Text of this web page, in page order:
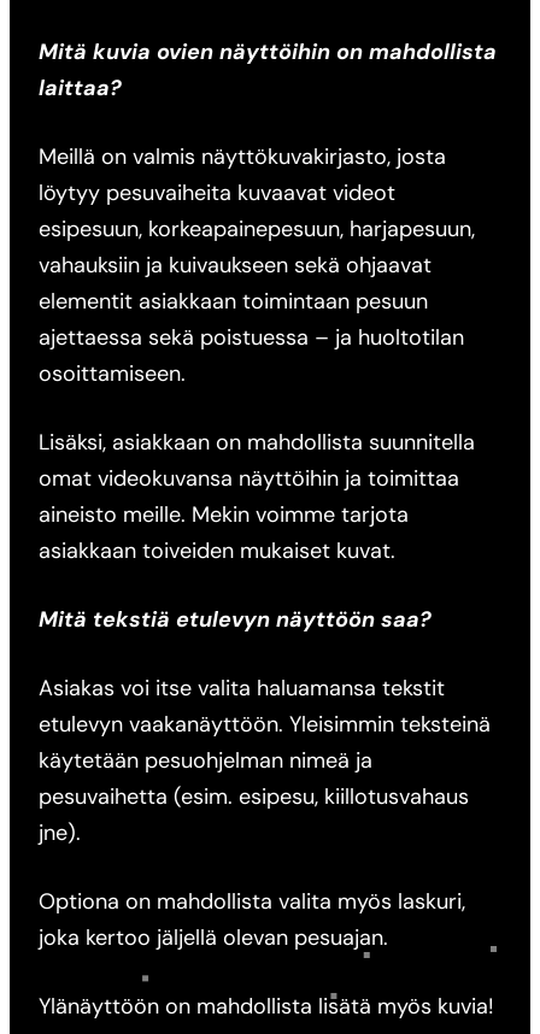
Mitä kuvia ovien näyttöihin on mahdollista
laittaa?
Meillä on valmis näyttökuvakirjasto, josta
löytyy pesuvaiheita kuvaavat videot
esipesuun, korkeapainepesuun, harjapesuun,
vahauksiin ja kuivaukseen sekä ohjaavat
elementit asiakkaan toimintaan pesuun
ajettaessa sekä poistuessa – ja huoltotilan
osoittamiseen.
Lisäksi, asiakkaan on mahdollista suunnitella
omat videokuvansa näyttöihin ja toimittaa
aineisto meille. Mekin voimme tarjota
asiakkaan toiveiden mukaiset kuvat.
Mitä tekstiä etulevyn näyttöön saa?
Asiakas voi itse valita haluamansa tekstit
etulevyn vaakanäyttöön. Yleisimmin teksteinä
käytetään pesuohjelman nimeä ja
pesuvaihetta (esim. esipesu, kiillotusvahaus
jne).
Optiona on mahdollista valita myös laskuri,
joka kertoo jäljellä olevan pesuajan.
Ylänäyttöön on mahdollista lisätä myös kuvia!